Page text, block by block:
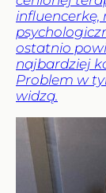
influencerkę,
ostatnio
najbardziej
Problem w
widzą.